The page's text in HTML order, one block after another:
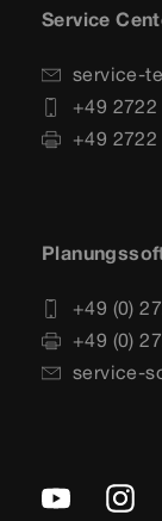
Service
service-
+49
+49 2722
+49 (0)
+49 (0)
service-